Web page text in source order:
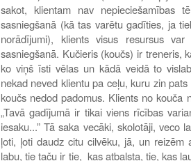
sakot, klientam nav nepieciešamības
sasniegšanā (kā tas varētu gadīties, ja
norādījumi), klients visus resursus
sasniegšanā. Kučieris (koučs) ir treneris,
ko viņš īsti vēlas un kādā veidā to
nekad neved klientu pa ceļu, kuru zin
koučs nedod padomus. Klients no kouča
„Tavā gadījumā ir tikai viens rīcības
iesaku...” Tā saka vecāki, skolotāji, veco
ļoti, ļoti daudz citu cilvēku, jā, un reizēm
labu, tie taču ir tie, kas atbalsta, tie, kas